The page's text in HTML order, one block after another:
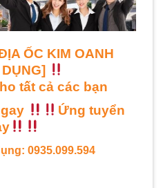
ỐC KIM OANH
tất cả các bạn
Ứng tuyển
0935.099.594